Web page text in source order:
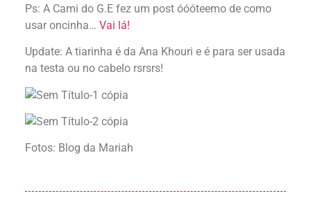
Ps: A Cami do G.E fez um post óóóteemo de como
usar oncinha… Vai lá!
Update: A tiarinha é da Ana Khouri e é para ser usada
na testa ou no cabelo rsrsrs!
Fotos: Blog da Mariah